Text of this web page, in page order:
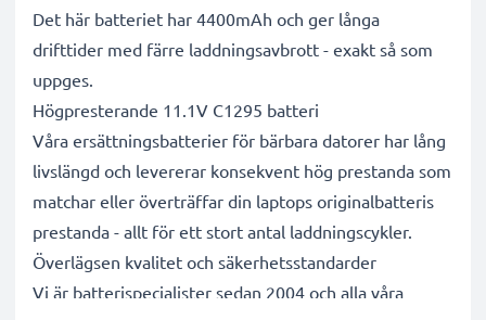
Det här batteriet har 4400mAh och ger långa
drifttider med färre laddningsavbrott - exakt så som
uppges.
Högpresterande 11.1V C1295 batteri
Våra ersättningsbatterier för bärbara datorer har lång
livslängd och levererar konsekvent hög prestanda som
matchar eller överträffar din laptops originalbatteris
prestanda - allt för ett stort antal laddningscykler.
Överlägsen kvalitet och säkerhetsstandarder
Vi är batterispecialister sedan 2004 och alla våra